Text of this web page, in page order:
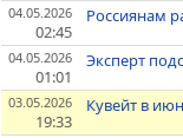
04.05.2026
02:45
Россиянам
04.05.2026
01:01
Эксперт
03.05.2026
19:33
Кувейт в